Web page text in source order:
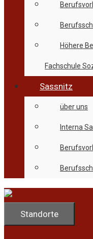
Höhere
Fachschule
Sassnitz
über uns
Interna
Standorte